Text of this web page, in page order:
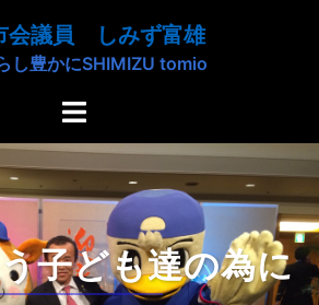
会議員 しみず富雄
し豊かにSHIMIZU tomio
ト
メ
ニ
ュ
ー
子ども達の為に